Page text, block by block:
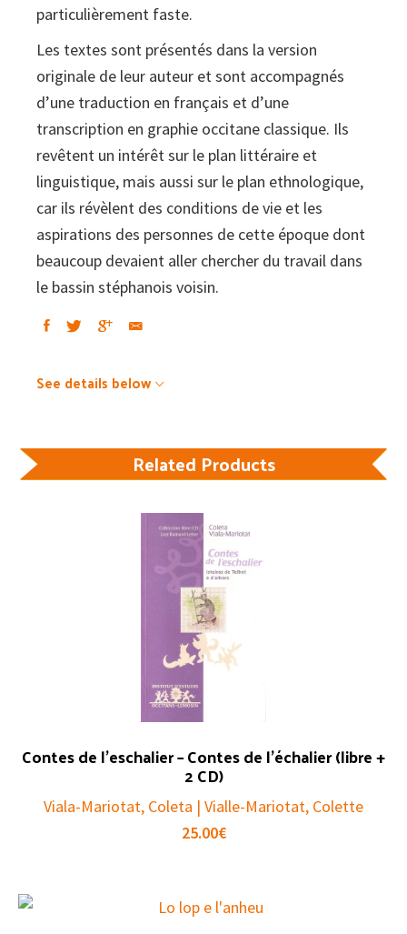
1950.
quantity
particulièrement faste.
Les textes sont présentés dans la version
originale de leur auteur et sont accompagnés
d’une traduction en français et d’une
transcription en graphie occitane classique. Ils
revêtent un intérêt sur le plan littéraire et
linguistique, mais aussi sur le plan ethnologique,
car ils révèlent des conditions de vie et les
aspirations des personnes de cette époque dont
beaucoup devaient aller chercher du travail dans
le bassin stéphanois voisin.
See details below
Related Products
Contes de l’eschalier – Contes de l’échalier (libre +
2 CD)
Viala-Mariotat, Coleta | Vialle-Mariotat, Colette
25.00€